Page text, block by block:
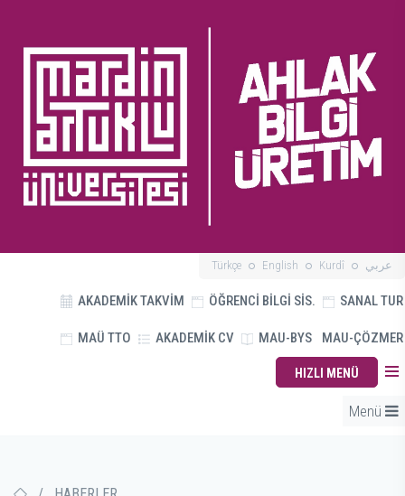
Türkçe English Kurdî عربي
AKADEMİK TAKVİM ÖĞRENCİ BİLGİ SİS. SANAL TUR
MAÜ TTO AKADEMİK CV MAU-BYS MAU-ÇÖZMER
HIZLI MENÜ
Menü